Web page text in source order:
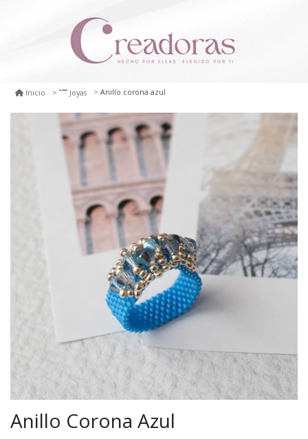
Inicio Joyas Anillo corona azul
Anillo Corona Azul